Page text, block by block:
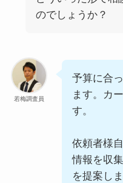
のでしょうか？
若梅調査員
予算に合
ます。カ
す。
依頼者様
情報を収
を提案し